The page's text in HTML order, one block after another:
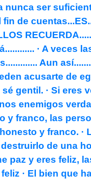
nunca ser
de
· A veces
Aun
acusarte de
gentil. · Si eres
enemigos
y franco, las
y franco. ·
de una
paz y eres feliz,
· El bien que